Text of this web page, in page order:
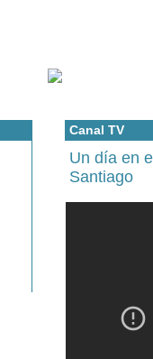
Canal TV
Un día en
Santiago